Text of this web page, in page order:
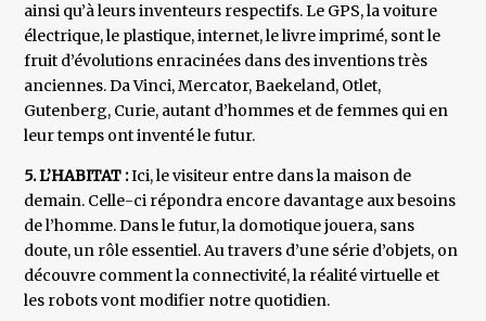
ainsi qu’à leurs inventeurs respectifs. Le GPS, la voiture
électrique, le plastique, internet, le livre imprimé, sont le
fruit d’évolutions enracinées dans des inventions très
anciennes. Da Vinci, Mercator, Baekeland, Otlet,
Gutenberg, Curie, autant d’hommes et de femmes qui en
leur temps ont inventé le futur.
5. L’HABITAT :Ici, le visiteur entre dans la maison de
demain. Celle-ci répondra encore davantage aux besoins
de l’homme. Dans le futur, la domotique jouera, sans
doute, un rôle essentiel. Au travers d’une série d’objets, on
découvre comment la connectivité, la réalité virtuelle et
les robots vont modifier notre quotidien.